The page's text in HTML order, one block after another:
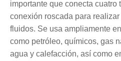
importante que conecta cuatro
conexión roscada para
fluidos. Se usa ampliamente
como petróleo, químicos, gas
agua y calefacción, así como